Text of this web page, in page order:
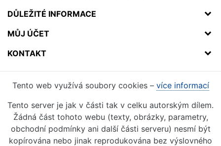
DŮLEŽITÉ INFORMACE
MŮJ ÚČET
KONTAKT
Tento web využívá soubory cookies – více informací
Tento server je jak v části tak v celku autorským dílem.
Žádná část tohoto webu (texty, obrázky, parametry,
obchodní podmínky ani další části serveru) nesmí být
kopírována nebo jinak reprodukována bez výslovného